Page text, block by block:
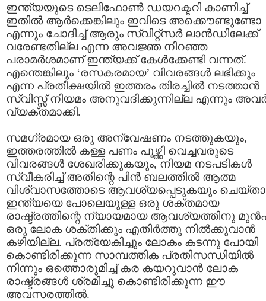
ഇന്ത്യയുടെ ടെലിഫോണ്‍ ഡയറക്ടറി കാണിച്ച്
ഇതില്‍ ആര്‍ക്കെങ്കിലും ഇവിടെ അക്കൌണ്ടുണ്ടോ
എന്നും ചോദിച്ച് ആരും സ്വിറ്റ്സര്‍ ലാന്‍ഡിലേക്ക്
വരേണ്ടതില്ല എന്ന അവജ്ഞ നിറഞ്ഞ
പരാമര്‍ശമാണ് ഇന്ത്യക്ക് കേള്‍ക്കേണ്ടി വന്നത്.
എന്തെങ്കിലും ‘രസകരമായ’ വിവരങ്ങള്‍ ലഭിക്കും
എന്ന പ്രതീക്ഷയില്‍ ഇത്തരം തിരച്ചില്‍ നടത്താന്‍
സ്വിസ്സ് നിയമം അനുവദിക്കുന്നില്ല എന്നും
വ്യക്തമാക്കി.
സമഗ്രമായ ഒരു അന്വേഷണം നടത്തുകയും,
ഇത്തരത്തില്‍ കള്ള പണം പൂഴ്ത്തി വെച്ചവരുടെ
വിവരങ്ങള്‍ ശേഖരിക്കുകയും, നിയമ നടപടികള്‍
സ്വീകരിച്ച് അതിന്റെ പിന്‍ ബലത്തില്‍ ആത്മ
വിശ്വാസത്തോടെ ആവശ്യപ്പെടുകയും
ഇന്ത്യയെ പോലെയുള്ള ഒരു ശക്തമായ
രാഷ്ട്രത്തിന്റെ ന്യായമായ ആവശ്യത്തിനു
ഒരു ലോക ശക്തിക്കും എതിര്‍ത്തു നില്‍ക്കുവാന്‍
കഴിയില്ല. പ്രത്യേകിച്ചും ലോകം കടന്നു പോയി
കൊണ്ടിരിക്കുന്ന സാമ്പത്തിക പ്രതിസന്ധിയില്‍
നിന്നും ഒത്തൊരുമിച്ച് കര കയറുവാന്‍ ലോക
രാഷ്ട്രങ്ങള്‍ ശ്രമിച്ചു കൊണ്ടിരിക്കുന്ന ഈ
അവസരത്തില്‍.